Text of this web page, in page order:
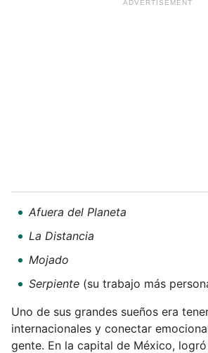
Afuera del Planeta
La Distancia
Mojado
Serpiente (su trabajo más
Uno de sus grandes sueños era
internacionales y conectar
gente. En la capital de México,